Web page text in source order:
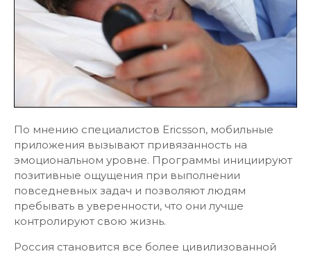
По мнению специалистов Ericsson, мобильные
приложения вызывают привязанность на
эмоциональном уровне. Программы инициируют
позитивные ощущения при выполнении
повседневных задач и позволяют людям
пребывать в уверенности, что они лучше
контролируют свою жизнь.
Россия становится все более цивилизованной